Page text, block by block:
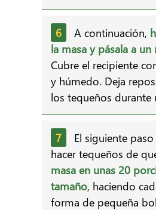
A continuación,
la masa y pásala a
Cubre el recipiente
y húmedo. Deja
los tequeños
El siguiente
hacer tequeños de
masa en unas 20
tamaño, haciendo
forma de pequeña